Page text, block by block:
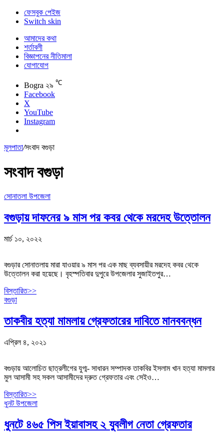
ফেসবুক পেইজ
Switch skin
আমাদের কথা
শর্তাবলী
বিজ্ঞাপনের নীতিমালা
যোগাযোগ
Bogra ২৯ ℃
Facebook
X
YouTube
Instagram
মূলপাতা/সংবাদ বগুড়া
সংবাদ বগুড়া
সোনাতলা উপজেলা
বগুড়ায় দাফনের ৯ মাস পর কবর থেকে মরদেহ উত্তোলন
মার্চ ১০, ২০২২
বগুড়ার সোনাতলায় মারা যাওয়ার ৯ মাস পর এক মাছ ব্যবসায়ীর মরদেহ কবর থেকে
উত্তোলন করা হয়েছে। বৃহস্পতিবার দুপুরে উপজেলার সুজাইতপুর…
বিস্তারিত>>
বগুড়া
তাকবীর হত্যা মামলায় গ্রেফতারের দাবিতে মানববন্ধন
এপ্রিল ৪, ২০২১
বগুড়ায় আলোচিত ছাত্রলীগের যুগ্ম- সাধারন সম্পাদক তাকবির ইসলাম খান হত্যা মামলার
মুল আসামী সহ সকল আসামীদের দ্রুত গ্রেফতার এবং সেইও…
বিস্তারিত>>
ধুনট উপজেলা
ধুনটে ৪৬৫ পিস ইয়াবাসহ ২ যুবলীগ নেতা গ্রেফতার